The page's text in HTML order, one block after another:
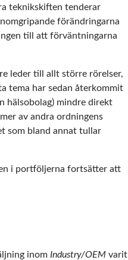
teknikskiften tenderar
förändringarna
till att förväntningarna
leder till allt större rörelser,
tema har sedan återkommit
hälsobolag) mindre direkt
av andra ordningens
som bland annat tullar
i portföljerna fortsätter att
inom Industry/OEM varit